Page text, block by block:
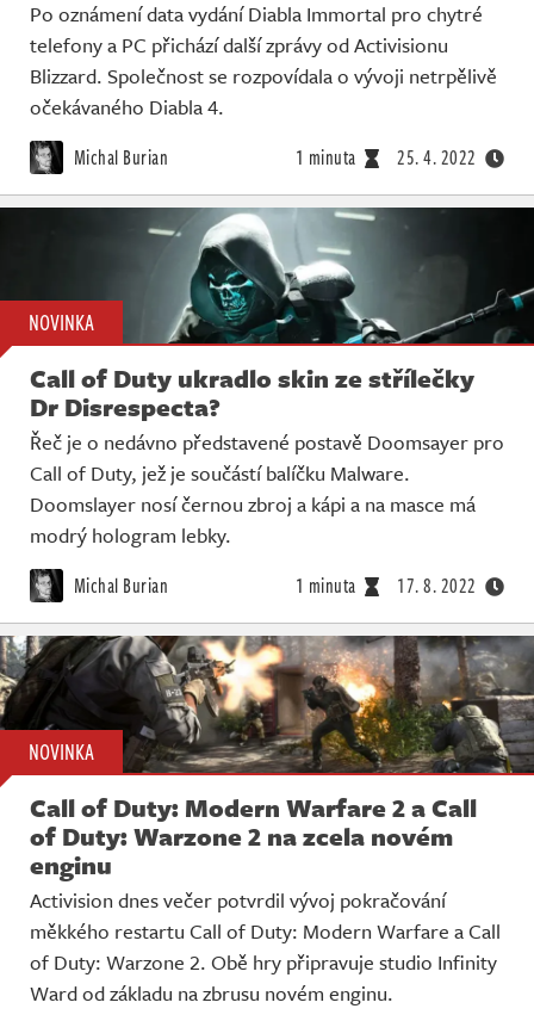
Po oznámení data vydání Diabla Immortal pro chytré
telefony a PC přichází další zprávy od Activisionu
Blizzard. Společnost se rozpovídala o vývoji netrpělivě
očekávaného Diabla 4.
Michal Burian 1 minuta 25. 4. 2022
NOVINKA
Call of Duty ukradlo skin ze střílečky
Dr Disrespecta?
Řeč je o nedávno představené postavě Doomsayer pro
Call of Duty, jež je součástí balíčku Malware.
Doomslayer nosí černou zbroj a kápi a na masce má
modrý hologram lebky.
Michal Burian 1 minuta 17. 8. 2022
NOVINKA
Call of Duty: Modern Warfare 2 a Call
of Duty: Warzone 2 na zcela novém
enginu
Activision dnes večer potvrdil vývoj pokračování
měkkého restartu Call of Duty: Modern Warfare a Call
of Duty: Warzone 2. Obě hry připravuje studio Infinity
Ward od základu na zbrusu novém enginu.